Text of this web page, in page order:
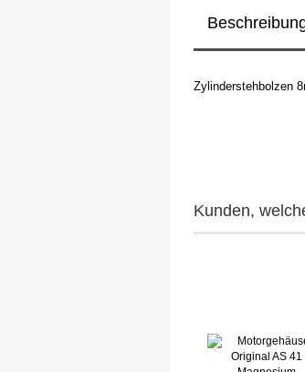
Zylinderstehbolzen
Kunden,